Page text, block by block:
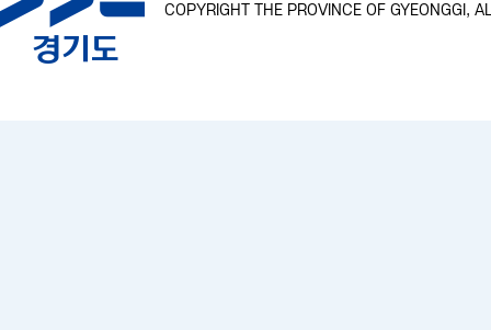
COPYRIGHT THE PROVINCE OF GYEONGGI,